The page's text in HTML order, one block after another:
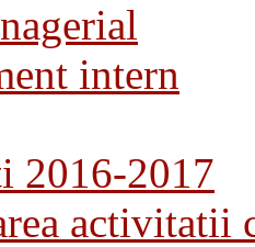
intern
2016-2017
activitatii